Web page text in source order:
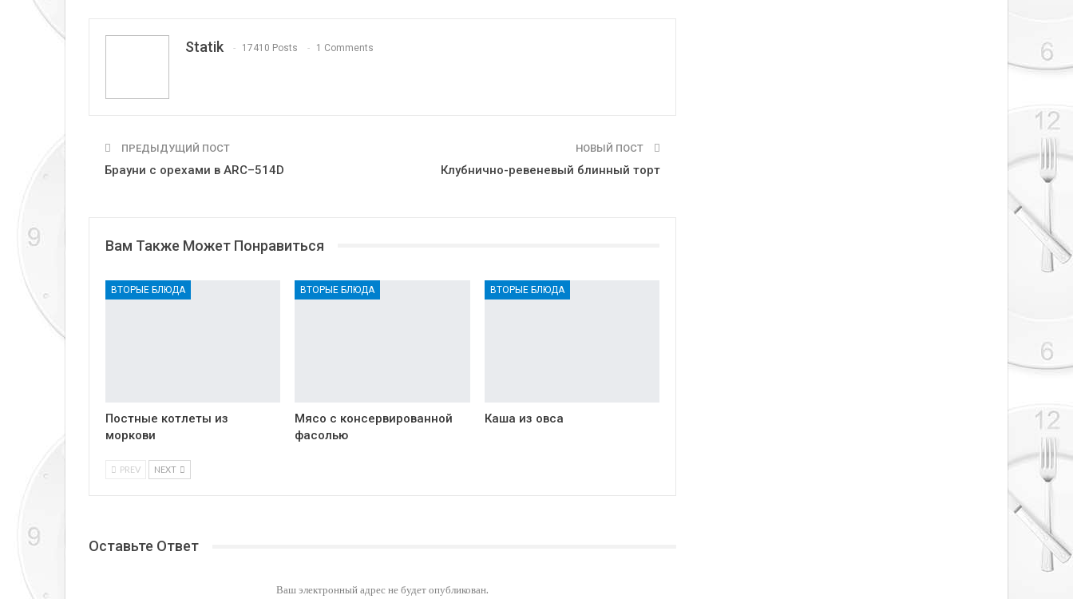
Statik 17410 Posts 1 Comments
ПРЕДЫДУЩИЙ ПОСТ
Брауни с орехами в ARC–514D
НОВЫЙ ПОСТ
Клубнично-ревеневый блинный торт
Вам Также Может Понравиться
ВТОРЫЕ БЛЮДА
Постные котлеты из
моркови
ВТОРЫЕ БЛЮДА
Мясо с консервированной
фасолью
ВТОРЫЕ БЛЮДА
Каша из овса
PREV NEXT
Оставьте Ответ
Ваш электронный адрес не будет опубликован.